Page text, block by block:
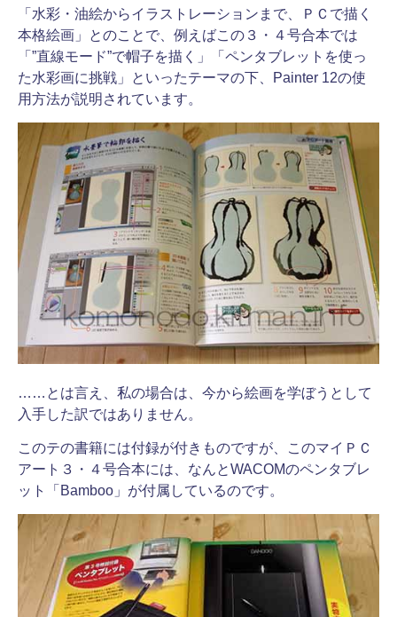
「水彩・油絵からイラストレーションまで、ＰＣで描く
本格絵画」とのことで、例えばこの３・４号合本では
「”直線モード”で帽子を描く」「ペンタブレットを使っ
た水彩画に挑戦」といったテーマの下、Painter 12の使
用方法が説明されています。
……とは言え、私の場合は、今から絵画を学ぼうとして
入手した訳ではありません。
このテの書籍には付録が付きものですが、このマイＰＣ
アート３・４号合本には、なんとWACOMのペンタブレ
ット「Bamboo」が付属しているのです。